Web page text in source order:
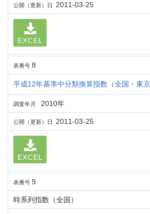
公開（更新）日 2011-03-25
EXCEL
表番号 8
平成12年基準中分類換算指数（全国・東京
調査年月 2010年
公開（更新）日 2011-03-25
EXCEL
表番号 9
時系列指数（全国）